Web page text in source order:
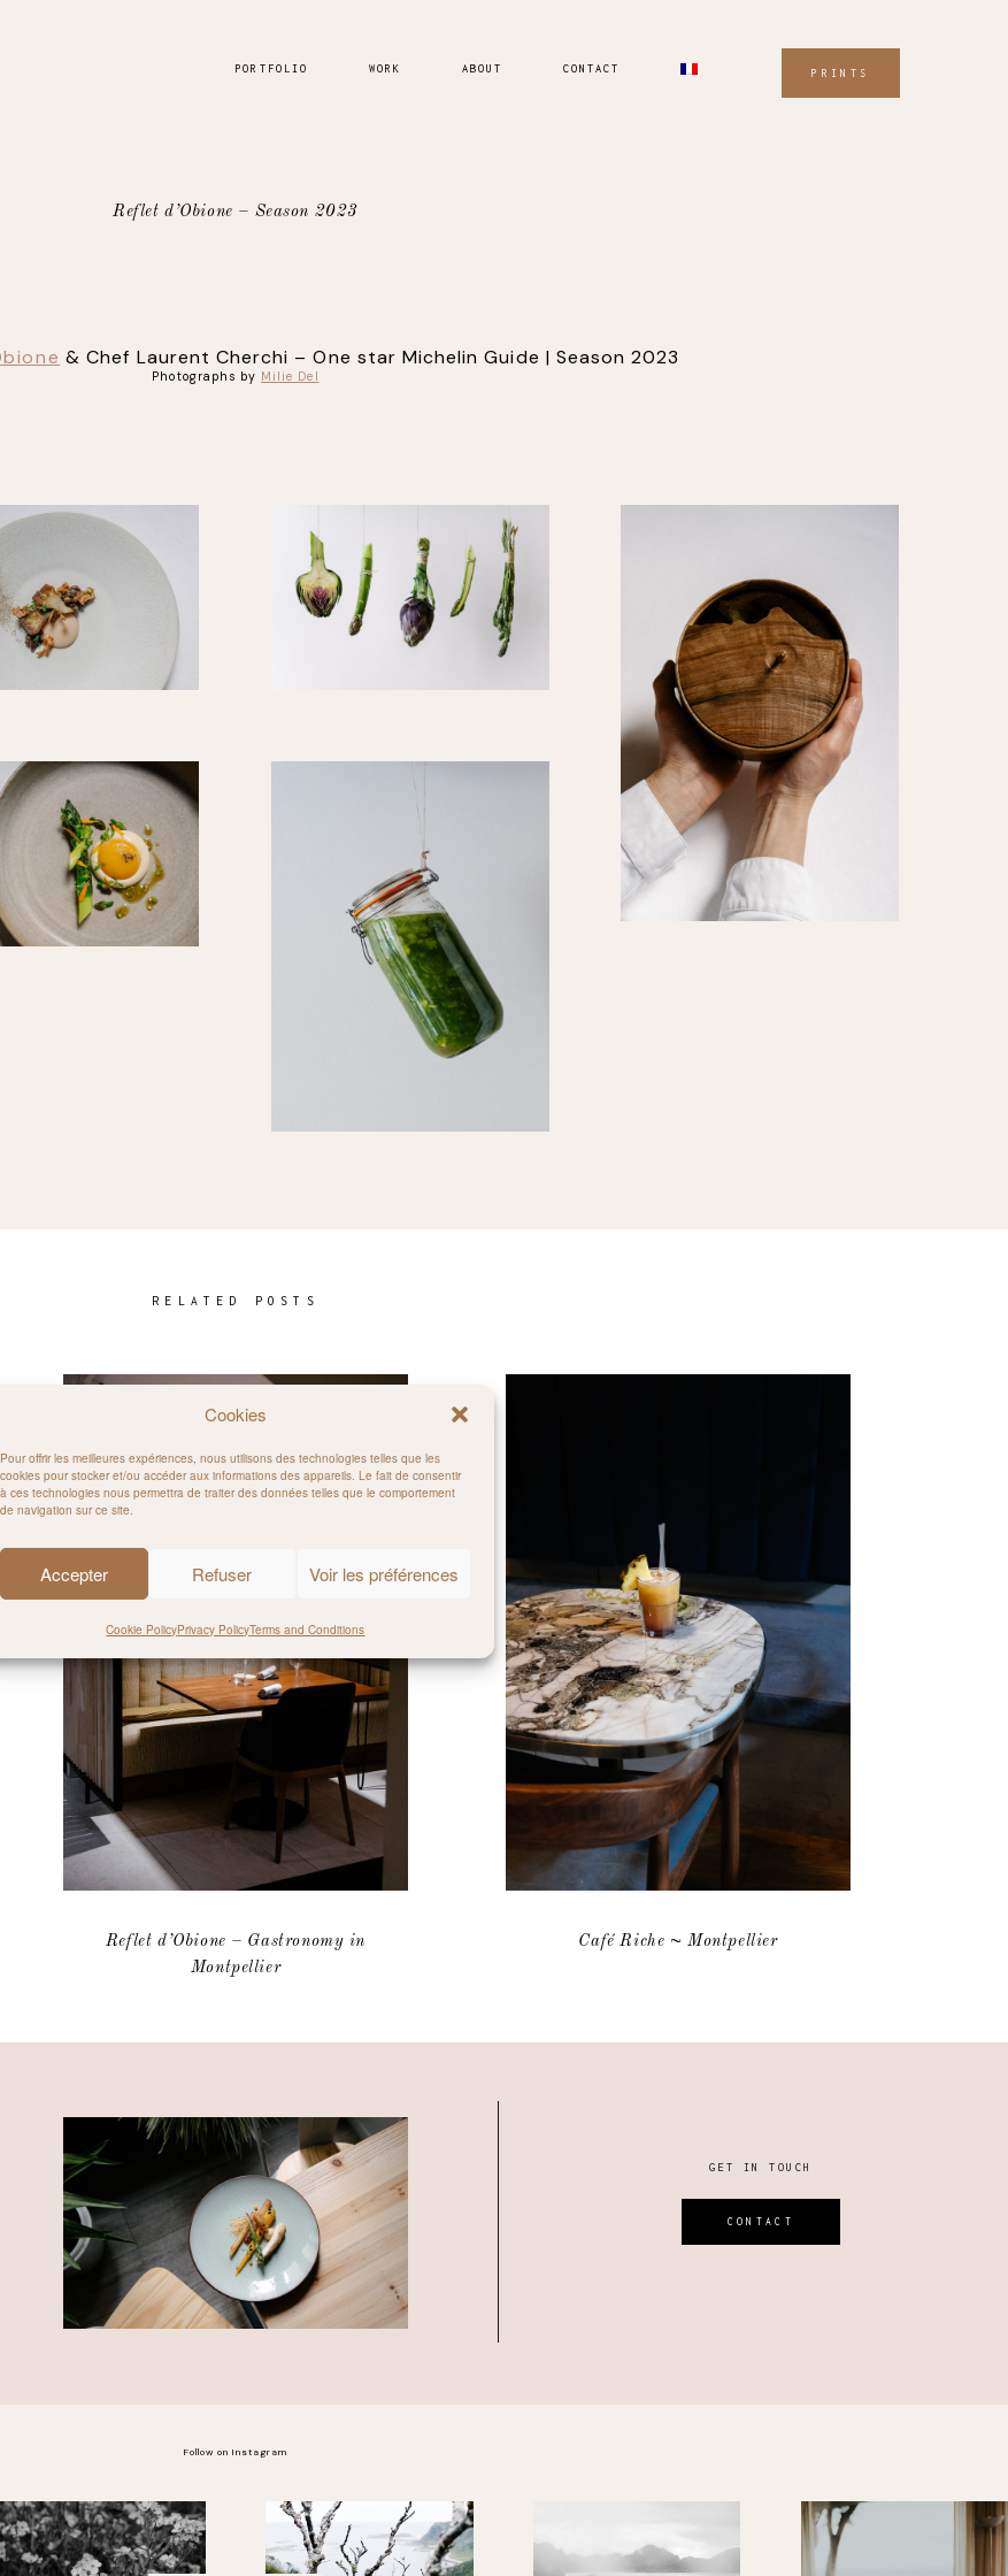
Cookies
Pour offrir les meilleures expériences, nous utilisons des technologies telles que les
cookies pour stocker et/ou accéder aux informations des appareils. Le fait de consentir
à ces technologies nous permettra de traiter des données telles que le comportement
de navigation sur ce site.
Accepter Refuser Voir les préférences
Cookie PolicyPrivacy PolicyTerms and Conditions
PORTFOLIO WORK ABOUT CONTACT PRINTS
Reflet d’Obione – Season 2023
& Chef Laurent Cherchi – One star Michelin Guide | Season 2023
Photographs by Milie Del
RELATED POSTS
Reflet d’Obione – Gastronomy in
Montpellier
Café Riche ~ Montpellier
GET IN TOUCH
CONTACT
Follow on Instagram